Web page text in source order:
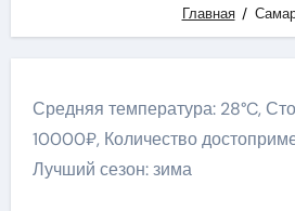
Главная
Средняя температура: 28°C,
10000₽, Количество
Лучший сезон: зима